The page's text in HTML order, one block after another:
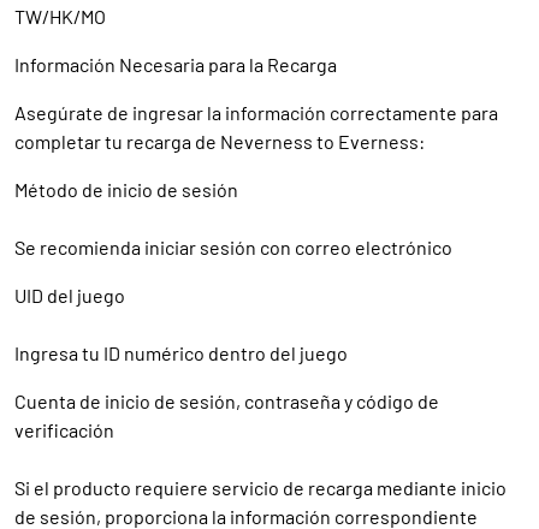
TW/HK/MO
Información Necesaria para la Recarga
Asegúrate de ingresar la información correctamente para
completar tu recarga de Neverness to Everness:
Método de inicio de sesión
Se recomienda iniciar sesión con correo electrónico
UID del juego
Ingresa tu ID numérico dentro del juego
Cuenta de inicio de sesión, contraseña y código de
verificación
Si el producto requiere servicio de recarga mediante inicio
de sesión, proporciona la información correspondiente